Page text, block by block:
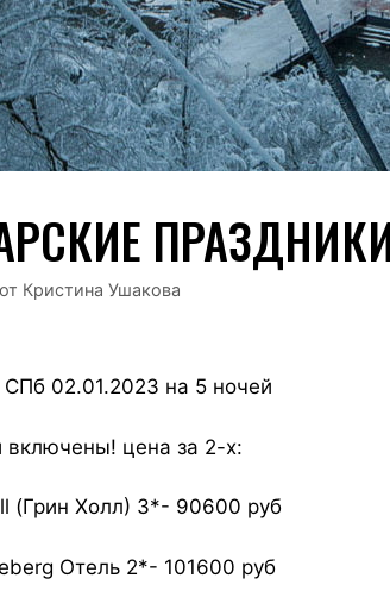
от Кристина Ушакова
СПб 02.01.2023 на 5 ночей
включены! цена за 2-х:
(Грин Холл) 3*- 90600 руб
Отель 2*- 101600 руб